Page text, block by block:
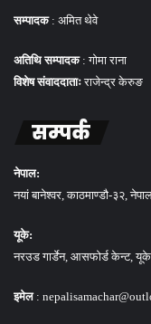
सम्पादक: अमित थेवे
अतिथि सम्पादक: गोमा राना
विशेष संवाददाताःराजेन्द्र केरुङ
सम्पर्क
नेपाल:
नयां बानेश्वर, काठमाण्डौ-३२,
यूके:
नरउड गार्डेन, आसफोर्ड केन्ट,
इमेल: